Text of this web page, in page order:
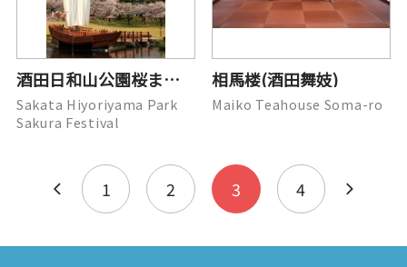
酒田日和山公園桜まつり(船)
Sakata Hiyoriyama Park
Sakura Festival
相馬楼(酒田舞妓)
Maiko Teahouse Soma-ro
1 2 3 4